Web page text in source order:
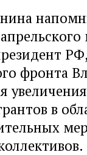
фронта
в